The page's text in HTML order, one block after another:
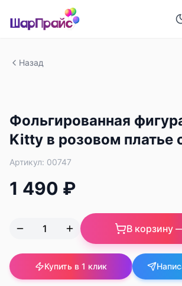
Назад
Фольгированная
Kitty в розовом платье
Артикул: 00747
1 490 ₽
В корзину
Купить в 1 клик